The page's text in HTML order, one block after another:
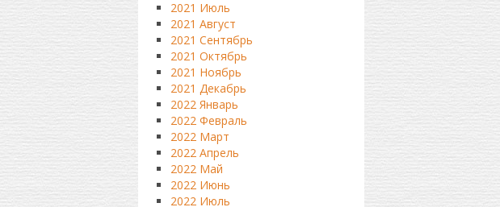
2021 Июль
2021 Август
2021 Сентябрь
2021 Октябрь
2021 Ноябрь
2021 Декабрь
2022 Январь
2022 Февраль
2022 Март
2022 Апрель
2022 Май
2022 Июнь
2022 Июль